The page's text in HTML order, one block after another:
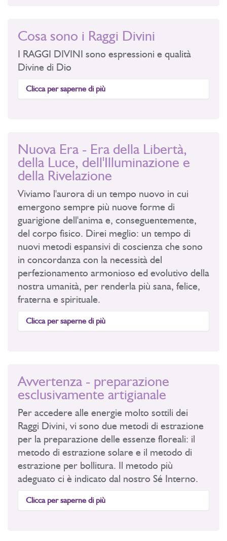
Cosa sono i Raggi Divini
I RAGGI DIVINI sono espressioni e qualità
Divine di Dio
Clicca per saperne di più
Nuova Era - Era della Libertà,
della Luce, dell'Illuminazione e
della Rivelazione
Viviamo l'aurora di un tempo nuovo in cui
emergono sempre più nuove forme di
guarigione dell'anima e, conseguentemente,
del corpo fisico. Direi meglio: un tempo di
nuovi metodi espansivi di coscienza che sono
in concordanza con la necessità del
perfezionamento armonioso ed evolutivo della
nostra umanità, per renderla più sana, felice,
fraterna e spirituale.
Clicca per saperne di più
Avvertenza - preparazione
esclusivamente artigianale
Per accedere alle energie molto sottili dei
Raggi Divini, vi sono due metodi di estrazione
per la preparazione delle essenze floreali: il
metodo di estrazione solare e il metodo di
estrazione per bollitura. Il metodo più
adeguato ci è indicato dal nostro Sé Interno.
Clicca per saperne di più